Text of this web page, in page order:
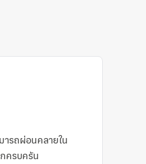
รถผ่อนคลายใน
ครบครัน